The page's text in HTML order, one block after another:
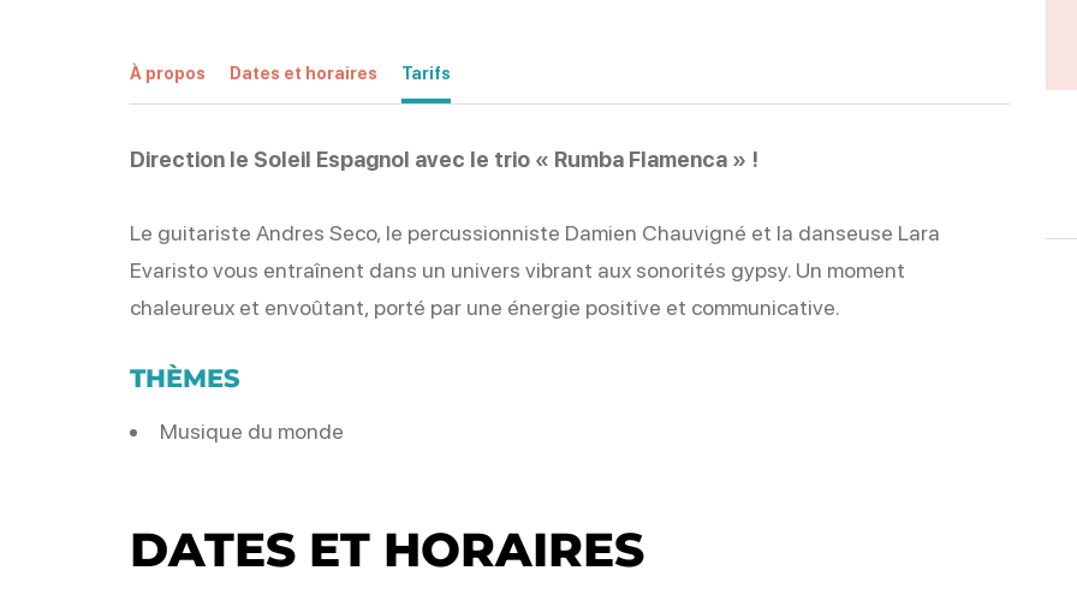
À propos Dates et horaires Tarifs
Direction le Soleil Espagnol avec le trio « Rumba Flamenca » !
Le guitariste Andres Seco, le percussionniste Damien Chauvigné et la danseuse Lara
Evaristo vous entraînent dans un univers vibrant aux sonorités gypsy. Un moment
chaleureux et envoûtant, porté par une énergie positive et communicative.
THÈMES
Musique du monde
DATES ET HORAIRES